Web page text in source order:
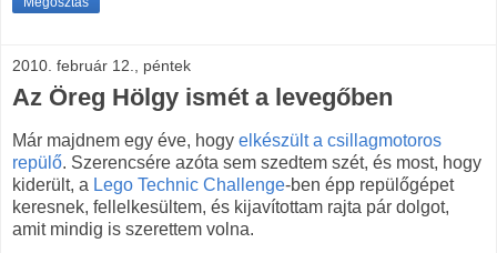
2010. február 12., péntek
Az Öreg Hölgy ismét a levegőben
Már majdnem egy éve, hogy elkészült a csillagmotoros
repülő. Szerencsére azóta sem szedtem szét, és most, hogy
kiderült, a Lego Technic Challenge-ben épp repülőgépet
keresnek, fellelkesültem, és kijavítottam rajta pár dolgot,
amit mindig is szerettem volna.